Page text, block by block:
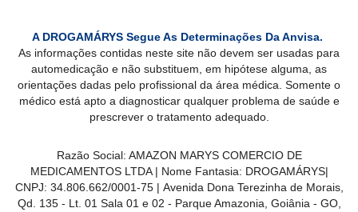
A DROGAMÁRYS Segue As Determinações Da Anvisa.
As informações contidas neste site não devem ser usadas para
automedicação e não substituem, em hipótese alguma, as
orientações dadas pelo profissional da área médica. Somente o
médico está apto a diagnosticar qualquer problema de saúde e
prescrever o tratamento adequado.
Razão Social: AMAZON MARYS COMERCIO DE
MEDICAMENTOS LTDA | Nome Fantasia: DROGAMÁRYS|
CNPJ: 34.806.662/0001-75 | Avenida Dona Terezinha de Morais,
Qd. 135 - Lt. 01 Sala 01 e 02 - Parque Amazonia, Goiânia - GO,